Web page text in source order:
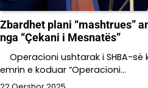
Zbardhet plani “mashtrues”
nga “Çekani i Mesnatës”
Operacioni ushtarak i SHBA-së
emrin e koduar “Operacioni…